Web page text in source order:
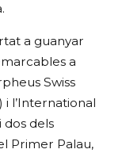
a guanyar
a
Swiss
l’International
dos dels
Primer Palau,